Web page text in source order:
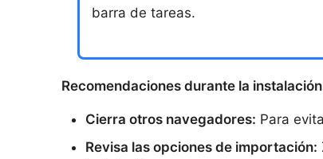
barra de tareas.
Recomendaciones durante la
Cierra otros navegadores: Para
Revisa las opciones de importación: